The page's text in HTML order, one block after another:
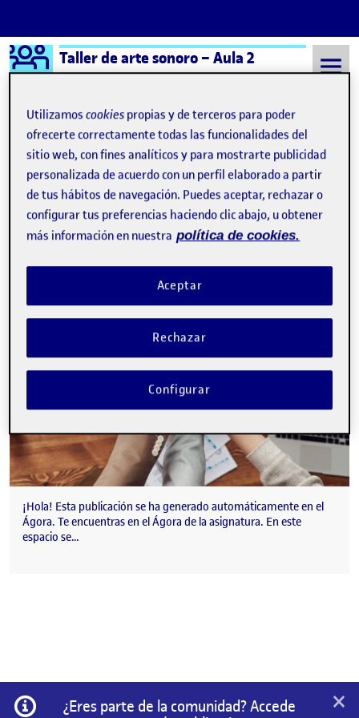
Saltar al contenido
Logo Ágora
Taller de arte sonoro – Aula 2
Semestre 20242 - Aula 2 Folio
Folio
¡Bienvenidos y bienvenidas!
Publicado por
Folio
Fecha de publicación15 septiembre, 2022 3:41 pm
¡Hola! Esta publicación se ha generado automáticamente en el
Ágora. Te encuentras en el Ágora de la asignatura. En este
espacio se…
Información
¿Eres parte de la comunidad? Accede
×
Utilizamoscookies propias y de terceros para poder
ofrecerte correctamente todas las funcionalidades del
sitio web, con fines analíticos y para mostrarte publicidad
personalizada de acuerdo con un perfil elaborado a partir
de tus hábitos de navegación. Puedes aceptar, rechazar o
configurar tus preferencias haciendo clic abajo, u obtener
más información en nuestra política de cookies.
Rechazar
Aceptar
Configurar